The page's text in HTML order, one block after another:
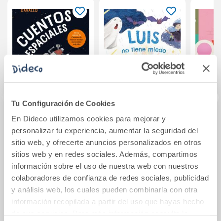
Tu Configuración de Cookies
En Dideco utilizamos cookies para mejorar y
personalizar tu experiencia, aumentar la seguridad del
sitio web, y ofrecerte anuncios personalizados en otros
sitios web y en redes sociales. Además, compartimos
información sobre el uso de nuestra web con nuestros
colaboradores de confianza de redes sociales, publicidad
y análisis web, los cuales pueden combinarla con otra
información recopilada a partir del uso que hayas hecho
Cuentos
espaciales para
niños del futuro
17,95€
Comprar
Luis no tiene
miedo
8,95€
Comprar